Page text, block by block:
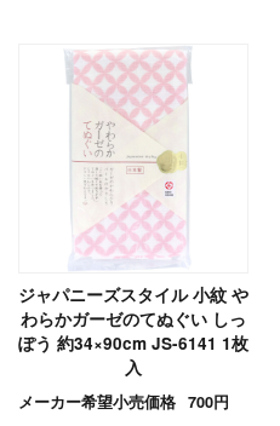
ジャパニーズスタイル 小紋 や
わらかガーゼのてぬぐい しっ
ぽう 約34×90cm JS-6141 1枚
入
メーカー希望小売価格 700円